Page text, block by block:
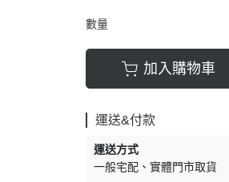
數量
加入購物車
運送&付款
運送方式
一般宅配
實體門市取貨